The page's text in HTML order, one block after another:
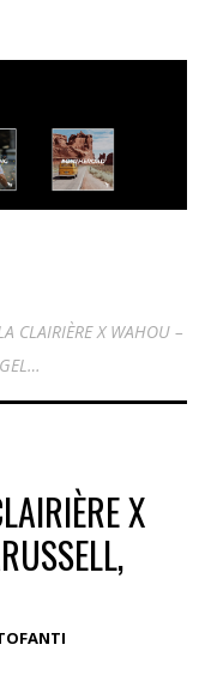
CLAIRIÈRE X WAHOU –
X